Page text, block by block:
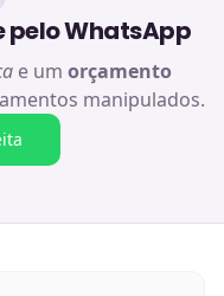
pelo WhatsApp
e um orçamento
manipulados.